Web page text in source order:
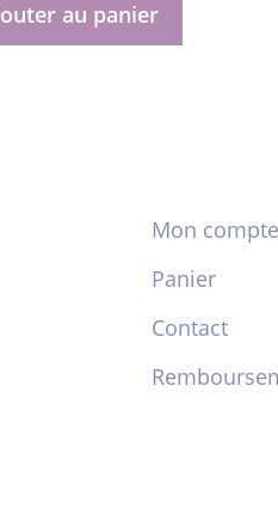
5
au panier
Mon compte
Panier
Contact